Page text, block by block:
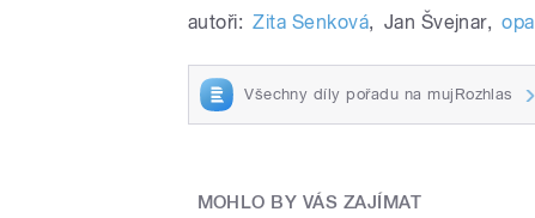
autoři: Zita Senková, Jan Švejnar, opa
Všechny díly pořadu na mujRozhlas
MOHLO BY VÁS ZAJÍMAT